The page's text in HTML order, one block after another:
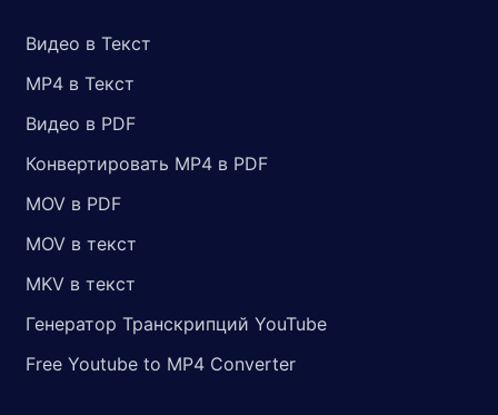
Видео в Текст
MP4 в Текст
Видео в PDF
Конвертировать MP4 в PDF
MOV в PDF
MOV в текст
MKV в текст
Генератор Транскрипций YouTube
Free Youtube to MP4 Converter